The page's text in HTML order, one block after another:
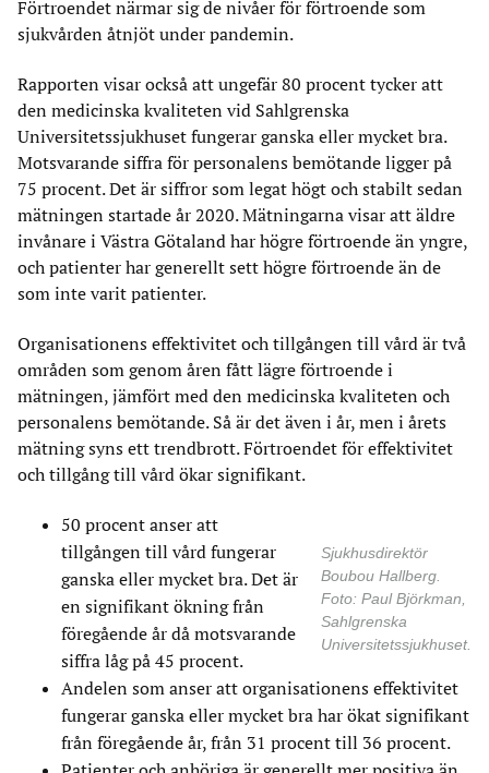
Förtroendet närmar sig de nivåer för förtroende som
sjukvården åtnjöt under pandemin.
Rapporten visar också att ungefär 80 procent tycker att
den medicinska kvaliteten vid Sahlgrenska
Universitetssjukhuset fungerar ganska eller mycket bra.
Motsvarande siffra för personalens bemötande ligger på
75 procent. Det är siffror som legat högt och stabilt sedan
mätningen startade år 2020. Mätningarna visar att äldre
invånare i Västra Götaland har högre förtroende än yngre,
och patienter har generellt sett högre förtroende än de
som inte varit patienter.
Organisationens effektivitet och tillgången till vård är två
områden som genom åren fått lägre förtroende i
mätningen, jämfört med den medicinska kvaliteten och
personalens bemötande. Så är det även i år, men i årets
mätning syns ett trendbrott. Förtroendet för effektivitet
och tillgång till vård ökar signifikant.
Sjukhusdirektör
Boubou Hallberg.
Foto: Paul Björkman,
Sahlgrenska
Universitetssjukhuset.
50 procent anser att
tillgången till vård fungerar
ganska eller mycket bra. Det är
en signifikant ökning från
föregående år då motsvarande
siffra låg på 45 procent.
Andelen som anser att organisationens effektivitet
fungerar ganska eller mycket bra har ökat signifikant
från föregående år, från 31 procent till 36 procent.